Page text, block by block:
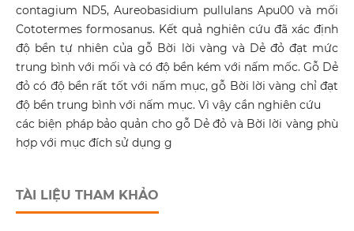
contagium ND5, Aureobasidium pullulans Apu00 và mối
Cototermes formosanus. Kết quả nghiên cứu đã xác định
độ bền tự nhiên của gỗ Bời lời vàng và Dẻ đỏ đạt mức
trung bình với mối và có độ bền kém với nấm mốc. Gỗ Dẻ
đỏ có độ bền rất tốt với nấm mục, gỗ Bời lời vàng chỉ đạt
độ bền trung bình với nấm mục. Vì vậy cần nghiên cứu
các biện pháp bảo quản cho gỗ Dẻ đỏ và Bời lời vàng phù
hợp với mục đích sử dụng g
TÀI LIỆU THAM KHẢO